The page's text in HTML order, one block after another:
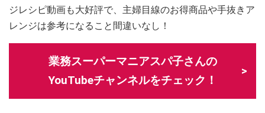
ジレシピ動画も大好評で、主婦目線のお得商品や手抜きア
レンジは参考になること間違いなし！
業務スーパーマニアスパ子さんの
YouTubeチャンネルをチェック！